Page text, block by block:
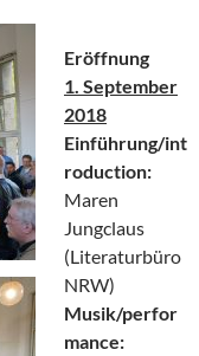
Eröffnung
1. September
2018
Einführung/int
roduction:
Maren
Jungclaus
(Literaturbüro
NRW)
Musik/perfor
mance: